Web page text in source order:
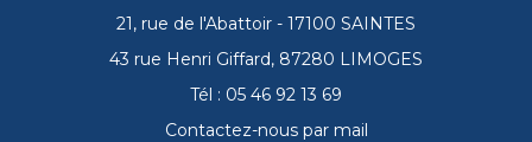
21, rue de l'Abattoir - 17100 SAINTES
43 rue Henri Giffard, 87280 LIMOGES
Tél : 05 46 92 13 69
Contactez-nous par mail